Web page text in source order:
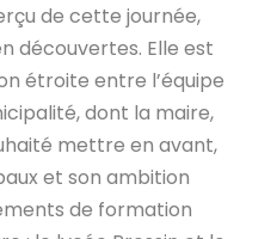
de cette journée,
découvertes. Elle est
étroite entre l’équipe
dont la maire,
mettre en avant,
et son ambition
de formation